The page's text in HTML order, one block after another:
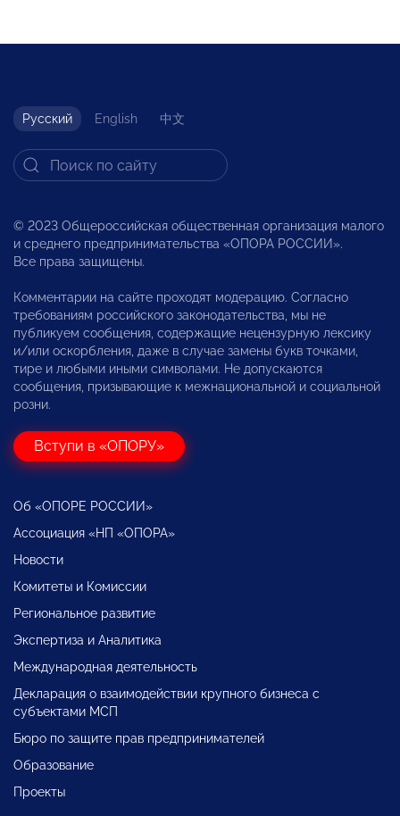
Русский English 中文
© 2023 Общероссийская общественная организация малого
и среднего предпринимательства «ОПОРА РОССИИ».
Все права защищены.
Комментарии на сайте проходят модерацию. Согласно
требованиям российского законодательства, мы не
публикуем сообщения, содержащие нецензурную лексику
и/или оскорбления, даже в случае замены букв точками,
тире и любыми иными символами. Не допускаются
сообщения, призывающие к межнациональной и социальной
розни.
Вступи в «ОПОРУ»
Об «ОПОРЕ РОССИИ»
Ассоциация «НП «ОПОРА»
Новости
Комитеты и Комиссии
Региональное развитие
Экспертиза и Аналитика
Международная деятельность
Декларация о взаимодействии крупного бизнеса с
субъектами МСП
Бюро по защите прав предпринимателей
Образование
Проекты